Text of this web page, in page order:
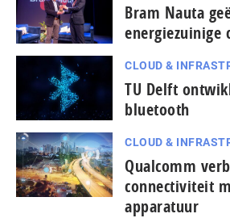
Bram Nauta
energiezuinige
CLOUD &
TU Delft
bluetooth
CLOUD &
Qualcomm
connectiviteit
apparatuur